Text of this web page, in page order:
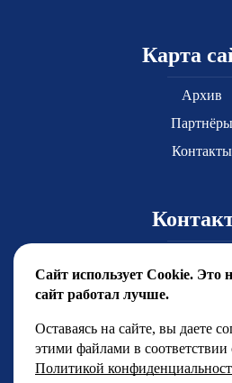
Карта
Архив
Партнёры
Контакты
Менеджерский
+7 (499) 786-
Сайт использует Cookie. Это
сайт работал лучше.
Оставаясь на сайте, вы даете
этими файлами в соответствии
Политикой